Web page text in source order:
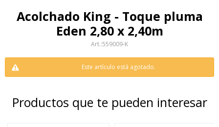
Acolchado King - Toque pluma
Eden 2,80 x 2,40m
559009-K
Este artículo está agotado.
Productos que te pueden interesar